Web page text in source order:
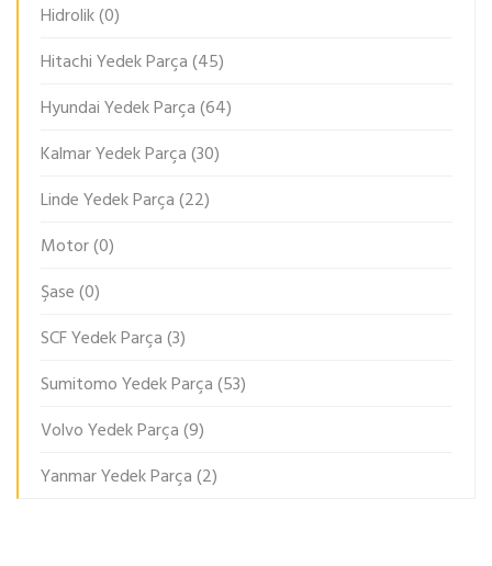
Hidrolik(0)
Hitachi Yedek Parça(45)
Hyundai Yedek Parça(64)
Kalmar Yedek Parça(30)
Linde Yedek Parça(22)
Motor(0)
Şase(0)
SCF Yedek Parça(3)
Sumitomo Yedek Parça(53)
Volvo Yedek Parça(9)
Yanmar Yedek Parça(2)